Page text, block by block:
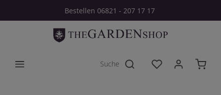
Zum Hauptinhalt springenBestellen 06821 - 207 17 17
Du hast 0